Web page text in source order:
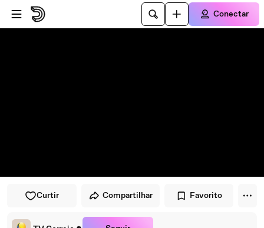
Pular para o player
Ir para o conteúdo principal
Conectar
Curtir Compartilhar Favorito